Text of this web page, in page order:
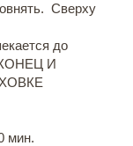
Сверху
до
И
мин.